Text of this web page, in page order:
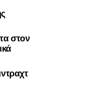
στον